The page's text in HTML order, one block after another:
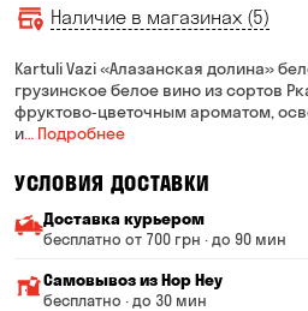
Наличие в магазинах (5)
Kartuli Vazi «Алазанская долина»
грузинское белое вино из сортов
фруктово‑цветочным ароматом,
и… Подробнее
УСЛОВИЯ ДОСТАВКИ
Доставка курьером
бесплатно от 700 грн · до 90 мин
Минимальная сумма всего
Стоимость доставки зависит
Самовывоз из Hop Hey
бесплатно · до 30 мин